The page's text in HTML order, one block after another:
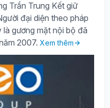
Trần Trung Kết giữ
đại diện theo pháp
gương mặt nội bộ đã
2007. Xem thêm